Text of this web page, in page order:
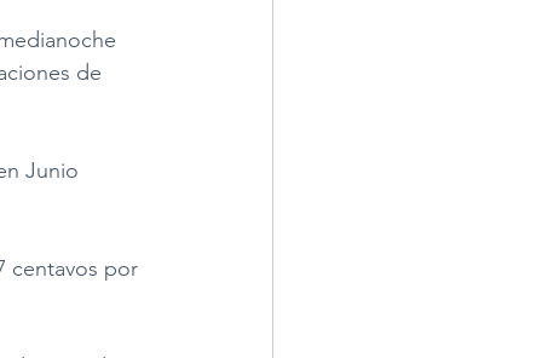
de
Junio
centavos por